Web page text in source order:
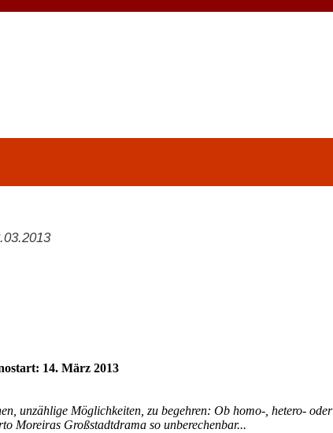
14. März 2013
unzählige Möglichkeiten, zu begehren: Ob homo-, hetero- oder
Moreiras Großstadtdrama so unberechenbar...